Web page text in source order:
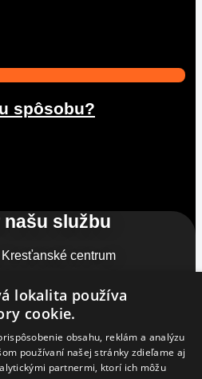
spôsobu?
našu službu
centrum
lokalita používa
cookie.
obsahu, reklám a analýzu
používaní našej stránky zdieľame aj
partnermi, ktorí ich môžu